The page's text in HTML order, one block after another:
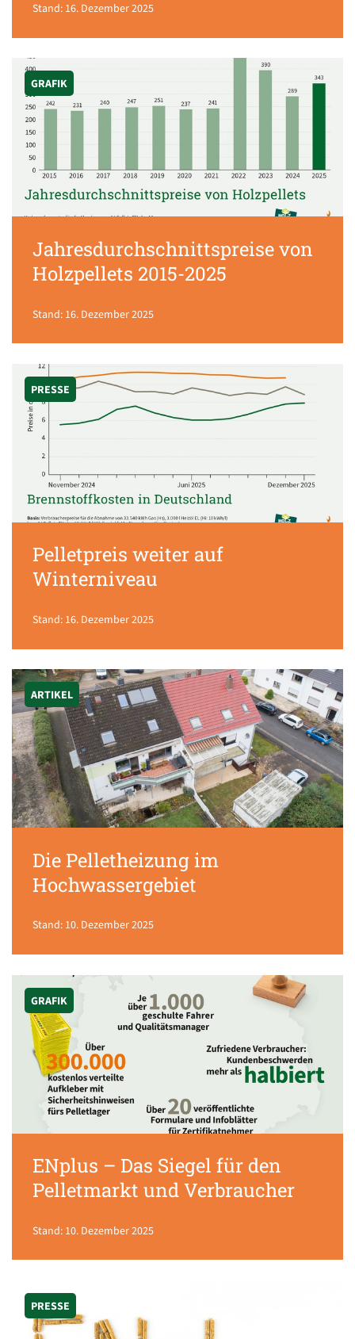
Stand: 16. Dezember 2025
GRAFIK
Jahresdurchschnittspreise von
Holzpellets 2015-2025
Stand: 16. Dezember 2025
PRESSE
Pelletpreis weiter auf
Winterniveau
Stand: 16. Dezember 2025
ARTIKEL
Die Pelletheizung im
Hochwassergebiet
Stand: 10. Dezember 2025
GRAFIK
ENplus – Das Siegel für den
Pelletmarkt und Verbraucher
Stand: 10. Dezember 2025
PRESSE